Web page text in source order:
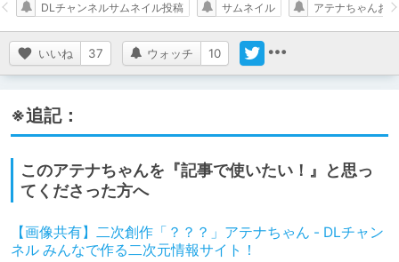
いいね 37 ウォッチ 10
DLチャンネルサムネイル投稿 サムネイル アテナちゃんお
※追記：
このアテナちゃんを『記事で使いたい！』と思っ
てくださった方へ
【画像共有】二次創作「？？？」アテナちゃん - DLチャン
ネル みんなで作る二次元情報サイト！